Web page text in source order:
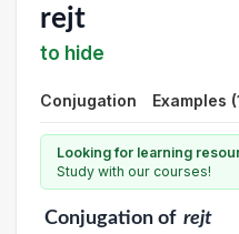
rejt
to hide
Conjugation Examples
Looking for learning
Study with our courses!
Conjugationof rejt